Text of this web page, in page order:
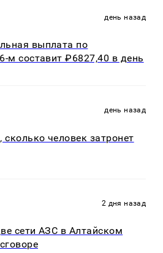
день назад
выплата по
м составит ₽6827,40 в день
день назад
сколько человек затронет
2 дня назад
сети АЗС в Алтайском